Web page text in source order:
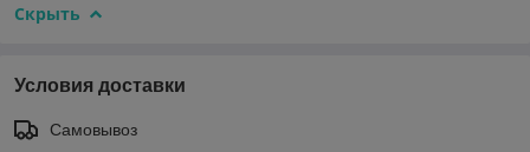
Скрыть
Условия доставки
Самовывоз